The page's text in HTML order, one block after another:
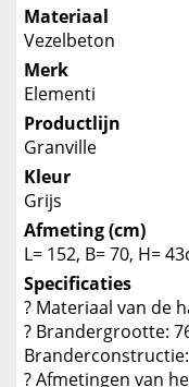
Materiaal
Vezelbeton
Merk
Elementi
Productlijn
Granville
Kleur
Grijs
Afmeting (cm)
L= 152, B= 70, H=
Specificaties
? Materiaal van de
? Brandergrootte:
? Afmetingen van